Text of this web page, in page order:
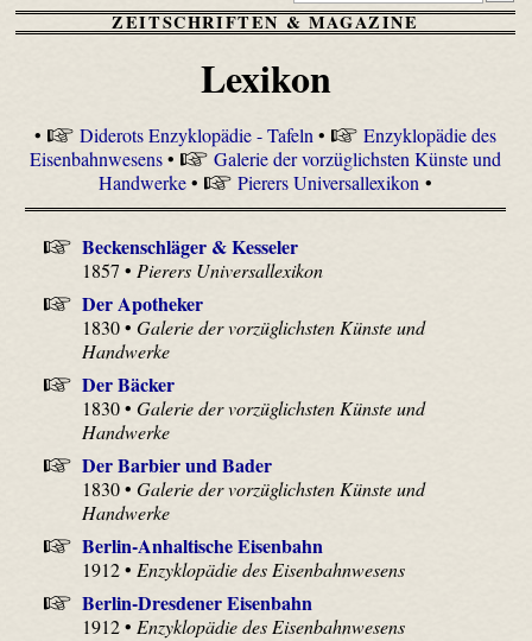
ZEITSCHRIFTEN & MAGAZINE
Lexikon
• Diderots Enzyklopädie - Tafeln•
Enzyklopädie des
Eisenbahnwesens•
Galerie der vorzüglichsten Künste und
Handwerke• Pierers Universallexikon•
Beckenschläger & Kesseler
1857 •Pierers Universallexikon
Der Apotheker
1830 •Galerie der vorzüglichsten Künste und
Handwerke
Der Bäcker
1830 •Galerie der vorzüglichsten Künste und
Handwerke
Der Barbier und Bader
1830 •Galerie der vorzüglichsten Künste und
Handwerke
Berlin-Anhaltische Eisenbahn
1912 •Enzyklopädie des Eisenbahnwesens
Berlin-Dresdener Eisenbahn
1912 •Enzyklopädie des Eisenbahnwesens